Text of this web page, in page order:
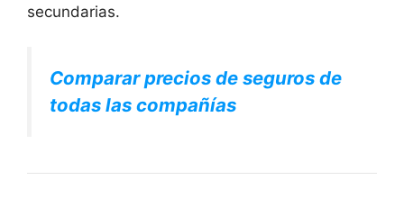
secundarias.
Comparar precios de seguros de
todas las compañías